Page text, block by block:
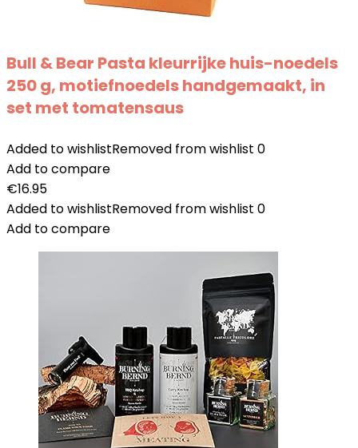
Bull & Bear Pasta kleurrijke huis-noedels
250 g, motiefnoedels handgemaakt, in
set met tomatensaus
Added to wishlistRemoved from wishlist 0
Add to compare
€16.95
Added to wishlistRemoved from wishlist 0
Add to compare